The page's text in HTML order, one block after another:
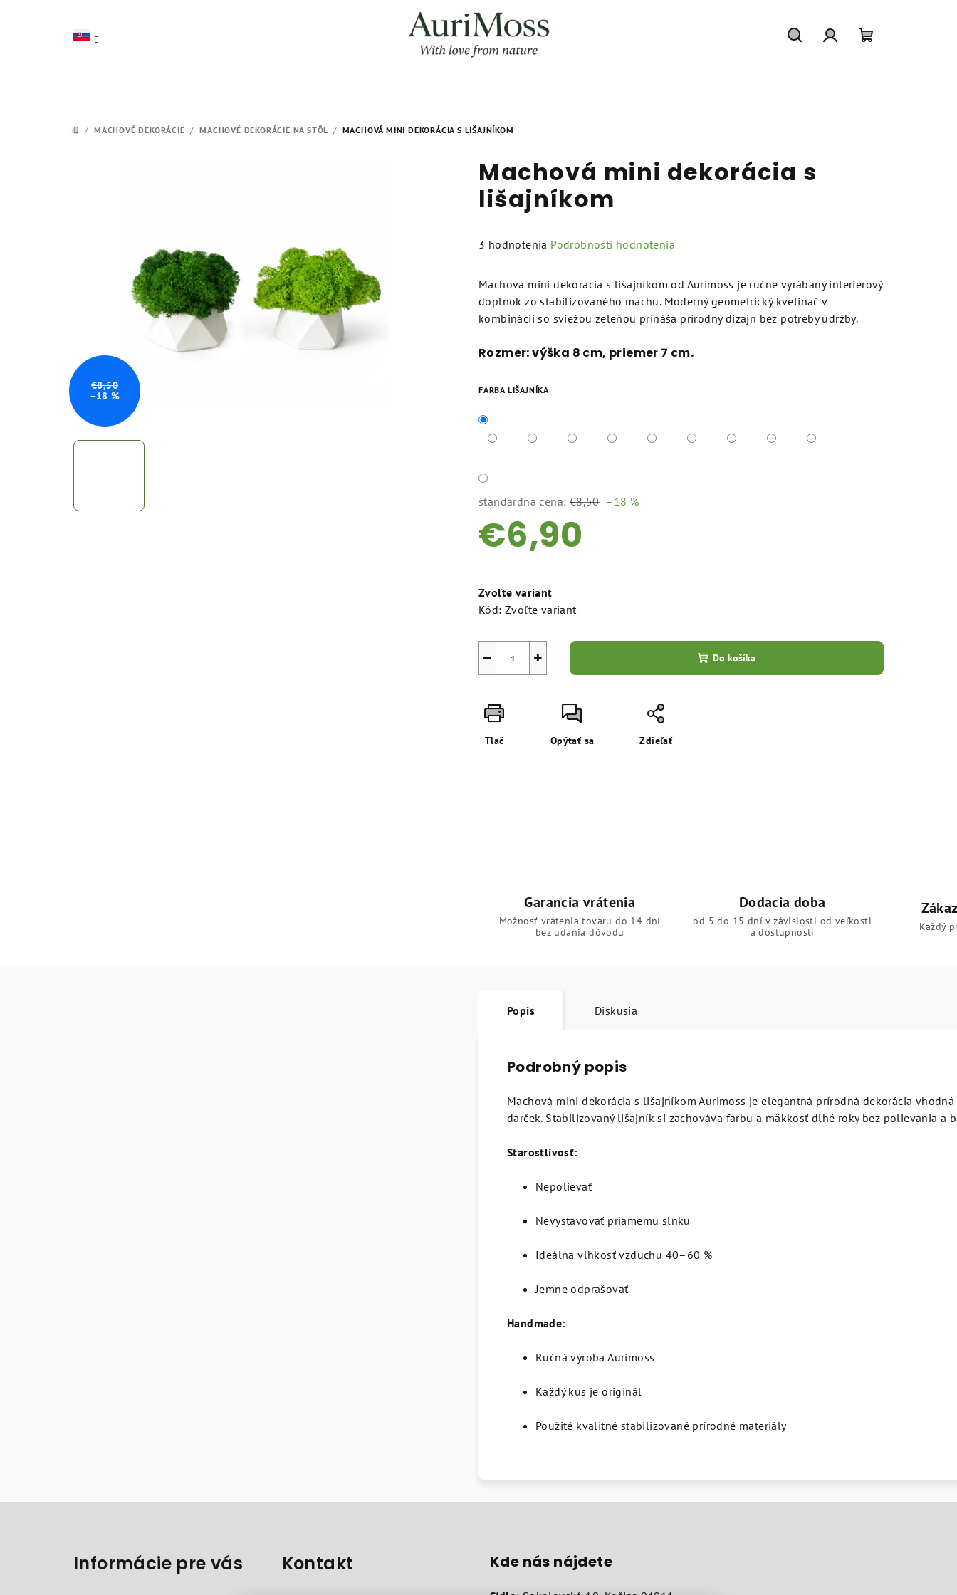
DOMOV
/ MACHOVÉ DEKORÁCIE / MACHOVÉ DEKORÁCIE NA STÔL / MACHOVÁ MINI DEKORÁCIA S LIŠAJNÍKOM
Machová mini dekorácia s
lišajníkom
Priemerné
produktu
je
5,0
5
3 hodnotenia Podrobnosti hodnotenia
Machová mini dekorácia s lišajníkom od Aurimoss je ručne vyrábaný interiérový
doplnok zo stabilizovaného machu. Moderný geometrický kvetináč v
kombinácii so sviežou zeleňou prináša prírodný dizajn bez potreby údržby.
Rozmer: výška 8 cm, priemer 7 cm.
FARBA LIŠAJNÍKA
štandardná cena: €8,50 –18 %
€6,90
cena:
Zvoľte variant
Kód: Zvoľte variant
+
− Do košíka
Tlač Opýtať sa Zdieľať
€8,50
–18 %
Garancia vrátenia
Možnosť vrátenia tovaru do 14 dní
bez udania dôvodu
Dodacia doba
od 5 do 15 dní v závislosti od veľkosti
a dostupnosti
Každý
Popis Diskusia
Podrobný popis
Machová mini dekorácia s lišajníkom Aurimoss je elegantná prírodná dekorácia
darček. Stabilizovaný lišajník si zachováva farbu a mäkkosť dlhé roky bez polievania a
Starostlivosť:
Nepolievať
Nevystavovať priamemu slnku
Ideálna vlhkosť vzduchu 40–60 %
Jemne odprašovať
Handmade:
Ručná výroba Aurimoss
Každý kus je originál
Použité kvalitné stabilizované prírodné materiály
Informácie pre vás Kontakt Kde nás nájdete